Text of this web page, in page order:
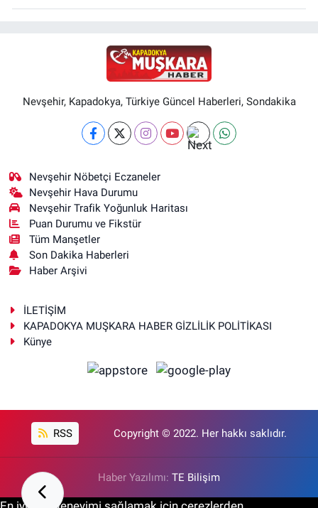
Nevşehir, Kapadokya, Türkiye Güncel Haberleri, Sondakika
Nevşehir Nöbetçi Eczaneler
Nevşehir Hava Durumu
Nevşehir Trafik Yoğunluk Haritası
Puan Durumu ve Fikstür
Tüm Manşetler
Son Dakika Haberleri
Haber Arşivi
İLETİŞİM
KAPADOKYA MUŞKARA HABER GİZLİLİK POLİTİKASI
Künye
RSS Copyright © 2022. Her hakkı saklıdır.
Haber Yazılımı: TE Bilişim